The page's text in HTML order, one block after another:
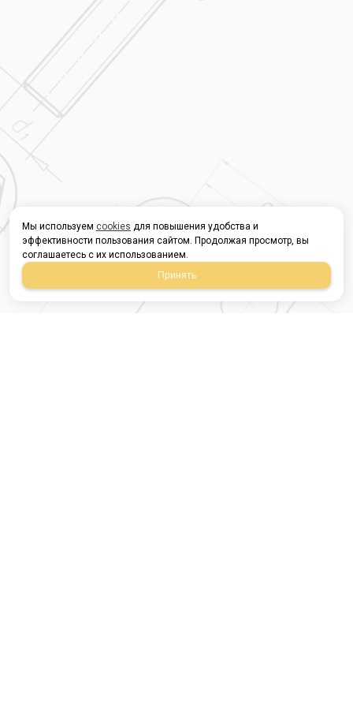
Мы используем cookies для повышения удобства и
эффективности пользования сайтом. Продолжая просмотр, вы
соглашаетесь с их использованием.
Принять